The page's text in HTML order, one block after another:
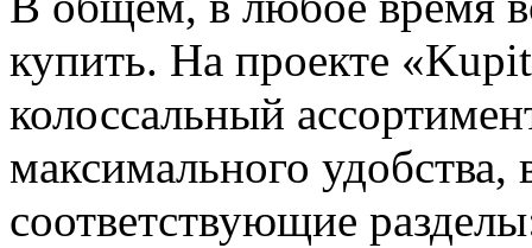
купить. На проекте
колоссальный
максимального удобства,
соответствующие